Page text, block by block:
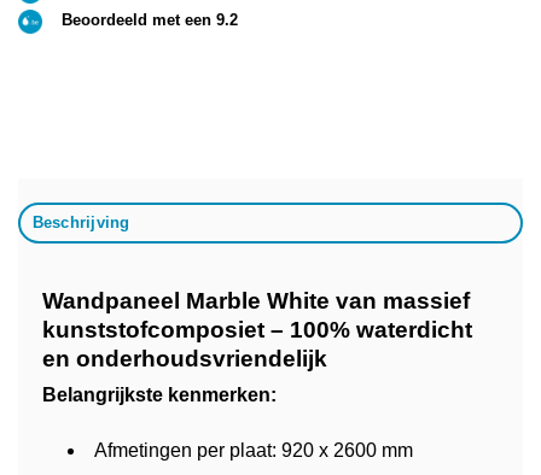
Beoordeeld met een 9.2
Beschrijving
Wandpaneel Marble White van massief
kunststofcomposiet – 100% waterdicht
en onderhoudsvriendelijk
Belangrijkste kenmerken:
Afmetingen per plaat: 920 x 2600 mm